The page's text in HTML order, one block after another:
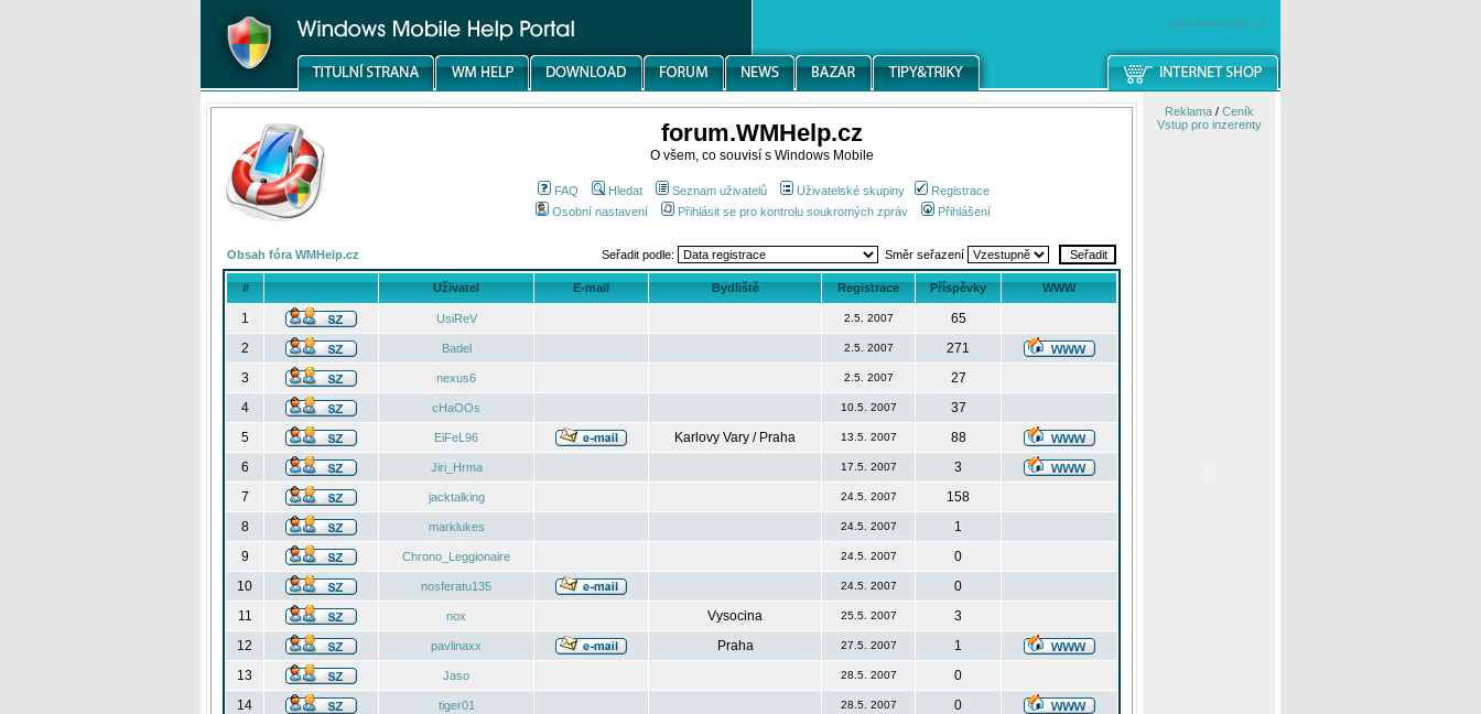
windowsmobile.cz
forum.WMHelp.cz
O všem, co souvisí s Windows Mobile
FAQ Hledat Seznam uživatelů Uživatelské skupiny
Registrace
Osobní nastavení
Přihlásit se pro kontrolu soukromých zpráv Přihlášení
Obsah fóra WMHelp.cz Seřadit podle: Směr seřazení
# Uživatel E-mail Bydliště Registrace Příspěvky WWW
1 UsiReV 2.5. 2007
65
2
Badel 2.5. 2007
271
3
nexus6 2.5. 2007
27
4
cHaOOs 10.5. 2007
37
5
EiFeL96 Karlovy Vary / Praha 13.5. 2007
88
6
Jiri_Hrma 17.5. 2007
3
7
jacktalking 24.5. 2007
158
8
marklukes 24.5. 2007
1
9
Chrono_Leggionaire 24.5. 2007
0
10
nosferatu135 24.5. 2007
0
11
nox Vysocina 25.5. 2007
3
12
pavlinaxx Praha 27.5. 2007
1
13
Jaso 28.5. 2007
0
14
tiger01 28.5. 2007
0
Reklama/ Ceník
Vstup pro inzerenty